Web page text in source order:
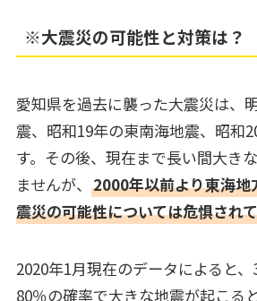
※大震災の可能性と対策は？
愛知県を過去に襲った大震災は、
震、昭和19年の東南海地震、昭和
す。その後、現在まで長い間大き
ませんが、 2000年以前より東海地
震災の可能性については危惧され
2020年1月現在のデータによると
80％の確率で大きな地震が起こる